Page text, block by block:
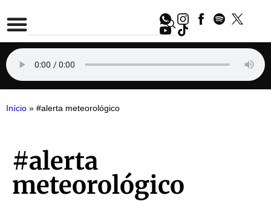
Início » #alerta meteorológico
#alerta
meteorológico